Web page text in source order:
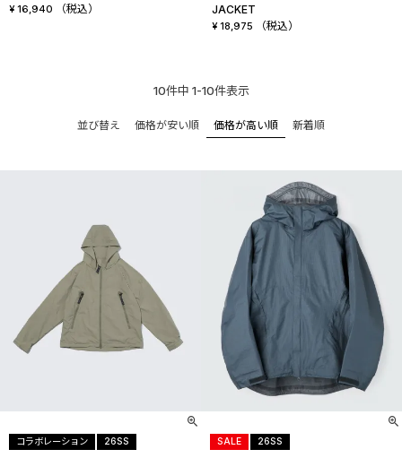
¥ 16,940 （税込）
JACKET
¥ 18,975 （税込）
並び替え 価格が安い順 価格が高い順 新着順
10件中 1-10件表示
コラボレーション 26SS SALE 26SS